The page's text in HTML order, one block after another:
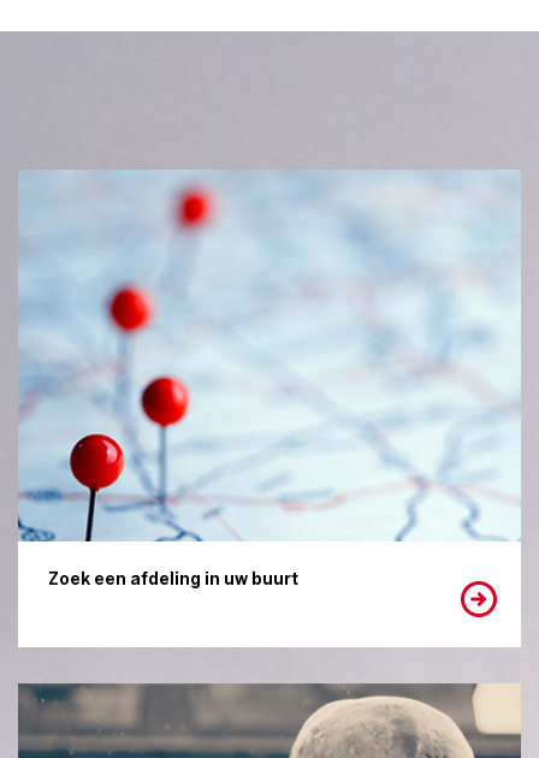
Zoek een afdeling in uw buurt